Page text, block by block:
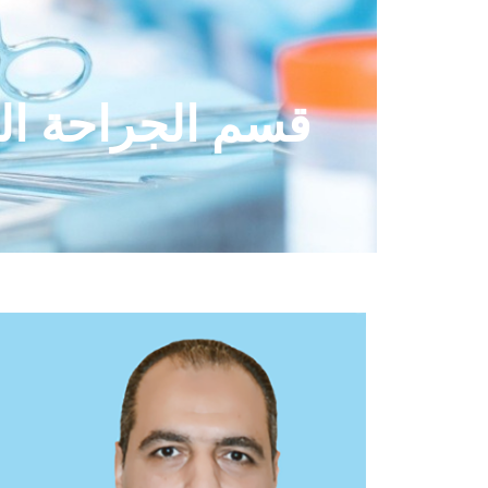
قسم الجراحة